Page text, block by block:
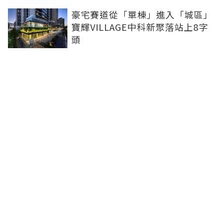
豪宅賽道從「單棟」進入「城區」
寶輝VILLAGE中科新聚落站上8字
頭